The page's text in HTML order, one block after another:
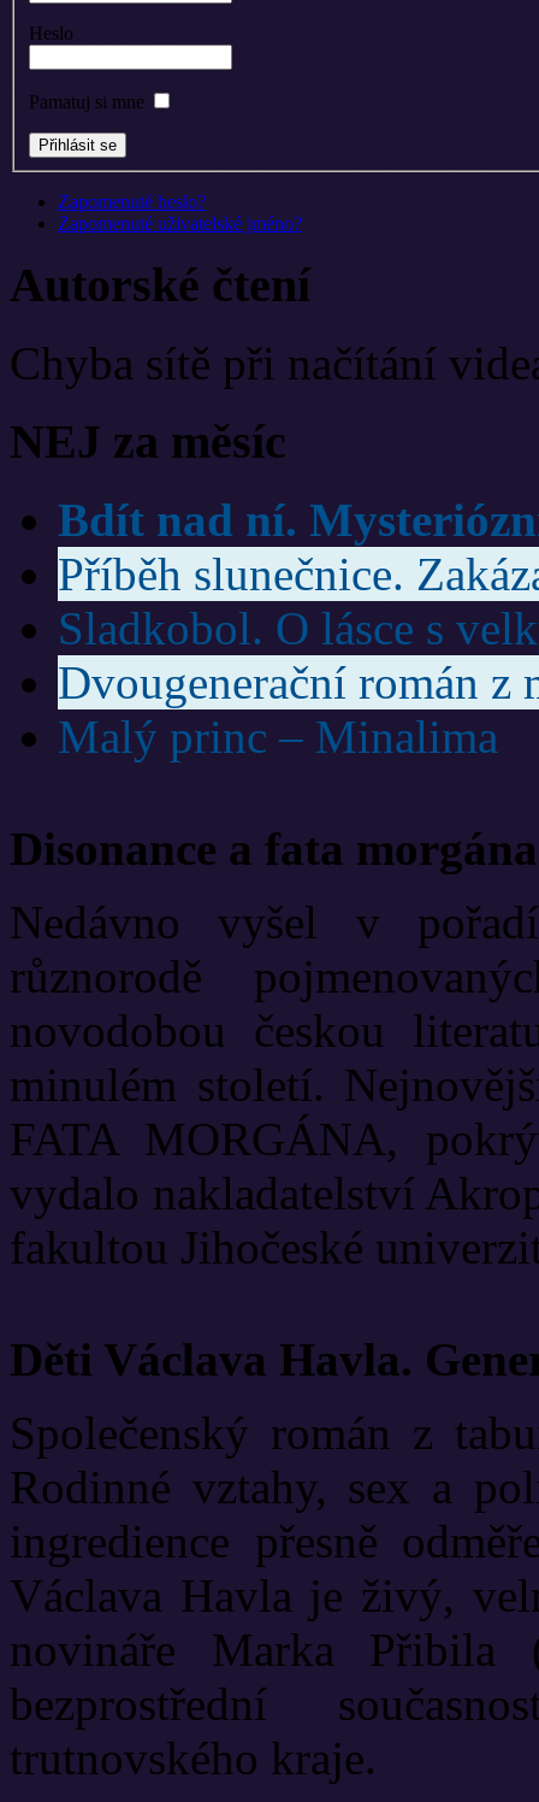
Heslo
Pamatuj si mne
Zapomenuté heslo?
Zapomenuté uživatelské jméno?
Autorské čtení
Chyba sítě při načítání
NEJ za měsíc
Bdít nad ní.
Příběh slunečnice.
Sladkobol. O lásce s
Dvougenerační román z
Malý princ – Minalima
Disonance a fata morgána
Nedávno vyšel v
různorodě
novodobou českou
minulém století.
FATA MORGÁNA,
vydalo nakladatelství
fakultou Jihočeské
Děti Václava Havla.
Společenský román z
Rodinné vztahy, sex a
ingredience přesně
Václava Havla je živý,
novináře Marka Přibila
bezprostřední
trutnovského kraje.